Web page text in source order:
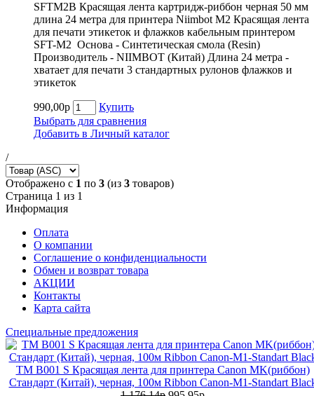
SFTM2B Красящая лента картридж-риббон черная 50 мм
длина 24 метра для принтера Niimbot M2 Красящая лента
для печати этикеток и флажков кабельным принтером
SFT-M2 Основа - Синтетическая смола (Resin)
Производитель - NIIMBOT (Китай) Длина 24 метра -
хватает для печати 3 стандартных рулонов флажков и
этикеток
990,00р
Купить
Выбрать для сравнения
Добавить в Личный каталог
/
Отображено с 1 по 3 (из 3 товаров)
Страница 1 из 1
Информация
Оплата
О компании
Соглашение о конфиденциальности
Обмен и возврат товара
АКЦИИ
Контакты
Карта сайта
Специальные предложения
TM B001 S Красящая лента для принтера Canon MK(риббон)
Стандарт (Китай), черная, 100м Ribbon Canon-M1-Standart